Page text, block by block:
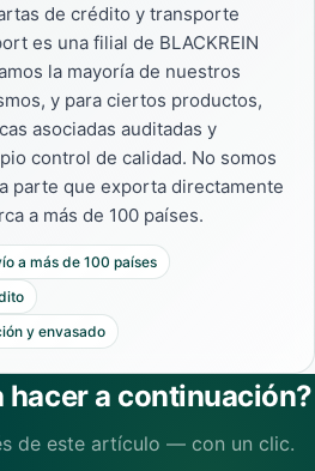
de crédito y transporte
es una filial de BLACKREIN
la mayoría de nuestros
y para ciertos productos,
asociadas auditadas y
control de calidad. No somos
parte que exporta directamente
a más de 100 países.
a más de 100 países
y envasado
hacer a continuación?
de este artículo — con un clic.